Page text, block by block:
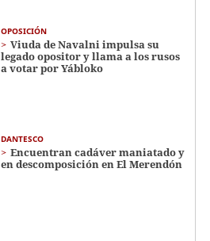
OPOSICIÓN
Viuda de Navalni impulsa su
legado opositor y llama a los rusos
a votar por Yábloko
DANTESCO
Encuentran cadáver maniatado y
en descomposición en El Merendón